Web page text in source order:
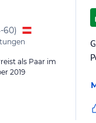
60)
als Paar im
2019